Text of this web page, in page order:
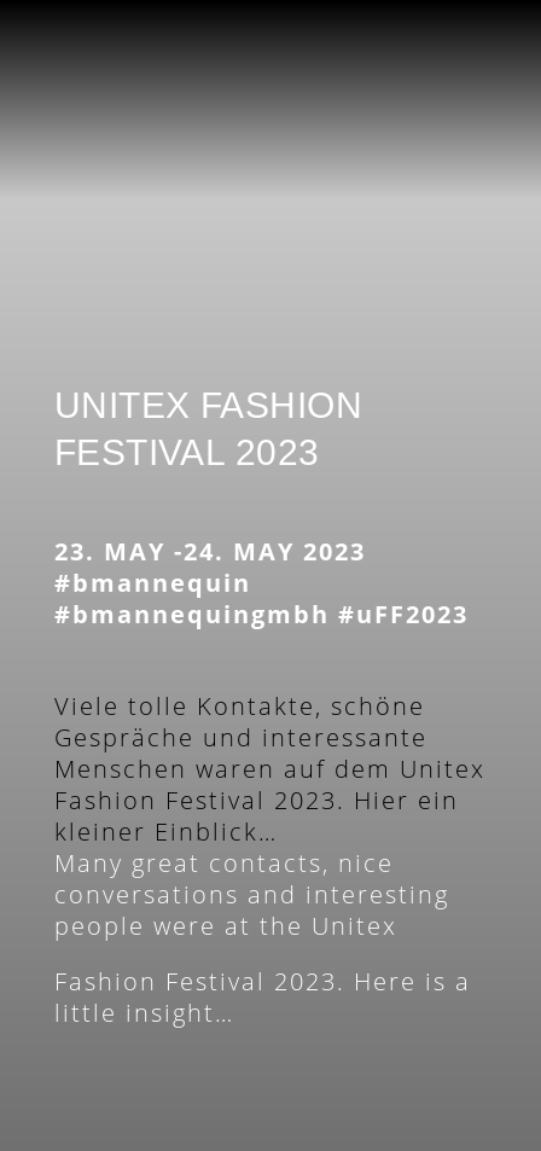
UNITEX FASHION
FESTIVAL 2023
23. MAY -24. MAY 2023
#bmannequin
#bmannequingmbh #uFF2023
Viele tolle Kontakte, schöne
Gespräche und interessante
Menschen waren auf dem Unitex
Fashion Festival 2023. Hier ein
kleiner Einblick…
Many great contacts, nice
conversations and interesting
people were at the Unitex
Fashion Festival 2023. Here is a
little insight…